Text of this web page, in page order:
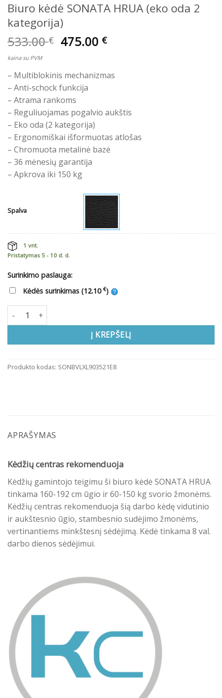
Biuro kėdė SONATA HRUA (eko oda 2
kategorija)
533.00€ Original
533.00 €.
475.00 €Current
475.00 €.
kaina su PVM
– Multiblokinis mechanizmas
– Anti-schock funkcija
– Atrama rankoms
– Reguliuojamas pogalvio aukštis
– Eko oda (2 kategorija)
– Ergonomiškai išformuotas atlošas
– Chromuota metalinė bazė
– 36 mėnesių garantija
– Apkrova iki 150 kg
Spalva
1 vnt.
Pristatymas 5 - 10 d. d.
Surinkimo paslauga:
Kėdės surinkimas (12.10 €)
produkto kiekis: Biuro kėdė SONATA HRUA (eko oda 2 kategorija)
Į KREPŠELĮ
Produkto kodas: SONBVLXL903521E8
APRAŠYMAS
Kėdžių centras rekomenduoja
Kėdžių gamintojo teigimu ši biuro kėdė SONATA HRUA
tinkama 160-192 cm ūgio ir 60-150 kg svorio žmonėms.
Kėdžių centras rekomenduoja šią darbo kėdę vidutinio
ir aukštesnio ūgio, stambesnio sudėjimo žmonėms,
vertinantiems minkštesnį sėdėjimą. Kėdė tinkama 8 val.
darbo dienos sėdėjimui.